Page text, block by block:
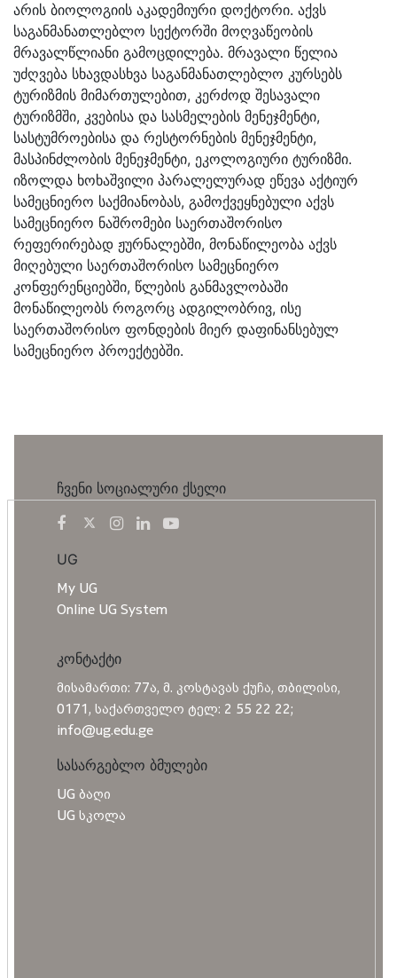
არის ბიოლოგიის აკადემიური დოქტორი. აქვს
საგანმანათლებლო სექტორში მოღვაწეობის
მრავალწლიანი გამოცდილება. მრავალი წელია
უძღვება სხავდასხვა საგანმანათლებლო კურსებს
ტურიზმის მიმართულებით, კერძოდ შესავალი
ტურიზმში, კვებისა და სასმელების მენეჯმენტი,
სასტუმროებისა და რესტორნების მენეჯმენტი,
მასპინძლობის მენეჯმენტი, ეკოლოგიური ტურიზმი.
იზოლდა ხოხაშვილი პარალელურად ეწევა აქტიურ
სამეცნიერო საქმიანობას, გამოქვეყნებული აქვს
სამეცნიერო ნაშრომები საერთაშორისო
რეფერირებად ჟურნალებში, მონაწილეობა აქვს
მიღებული საერთაშორისო სამეცნიერო
კონფერენციებში, წლების განმავლობაში
მონაწილეობს როგორც ადგილობრივ, ისე
საერთაშორისო ფონდების მიერ დაფინანსებულ
სამეცნიერო პროექტებში.
ჩვენი სოციალური ქსელი
UG
My UG
Online UG System
კონტაქტი
მისამართი: 77ა, მ. კოსტავას ქუჩა, თბილისი,
0171, საქართველო ტელ: 2 55 22 22;
info@ug.edu.ge
სასარგებლო ბმულები
UG ბაღი
UG სკოლა